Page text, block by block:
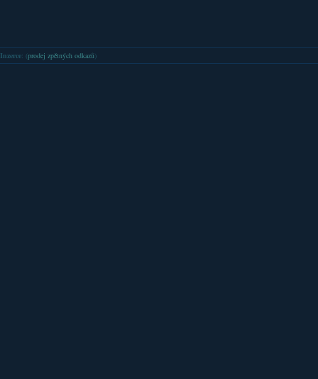
Inzerce: (prodej zpětných odkazů )